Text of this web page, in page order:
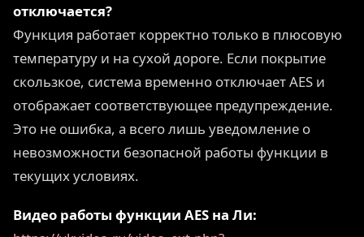
отключается?
Функция работает корректно только в плюсовую
температуру и на сухой дороге. Если покрытие
скользкое, система временно отключает AES и
отображает соответствующее предупреждение.
Это не ошибка, а всего лишь уведомление о
невозможности безопасной работы функции в
текущих условиях.
Видео работы функции AES на Ли: